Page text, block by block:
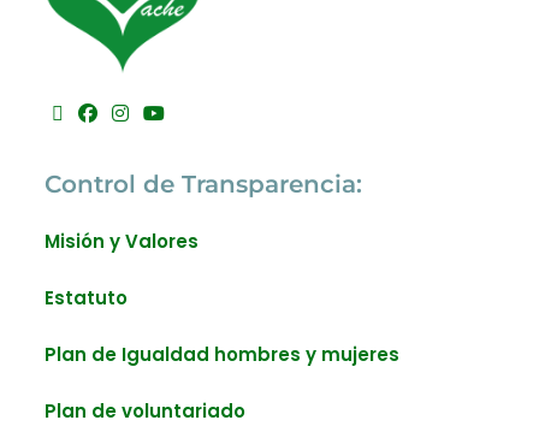
Control de Transparencia:
Misión y Valores
Estatuto
Plan de Igualdad hombres y mujeres
Plan de voluntariado